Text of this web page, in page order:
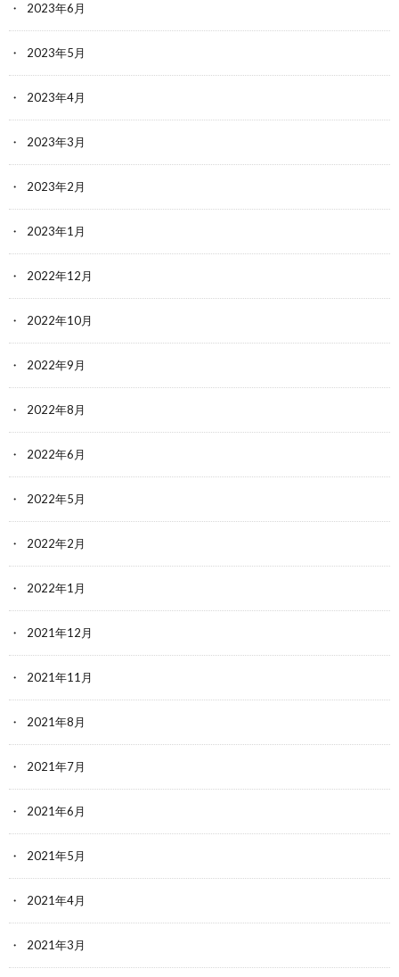
2023年6月
2023年5月
2023年4月
2023年3月
2023年2月
2023年1月
2022年12月
2022年10月
2022年9月
2022年8月
2022年6月
2022年5月
2022年2月
2022年1月
2021年12月
2021年11月
2021年8月
2021年7月
2021年6月
2021年5月
2021年4月
2021年3月